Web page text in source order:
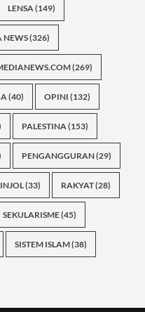
LENSA(149)
NEWS(326)
(269)
(40) OPINI (132)
PALESTINA(153)
PENGANGGURAN(29)
(33) RAKYAT(28)
SEKULARISME(45)
SISTEM ISLAM(38)